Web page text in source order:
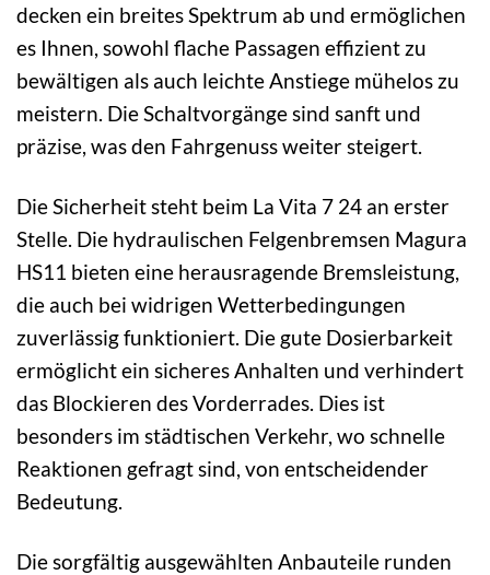
decken ein breites Spektrum ab und ermöglichen
es Ihnen, sowohl flache Passagen effizient zu
bewältigen als auch leichte Anstiege mühelos zu
meistern. Die Schaltvorgänge sind sanft und
präzise, was den Fahrgenuss weiter steigert.
Die Sicherheit steht beim La Vita 7 24 an erster
Stelle. Die hydraulischen Felgenbremsen Magura
HS11 bieten eine herausragende Bremsleistung,
die auch bei widrigen Wetterbedingungen
zuverlässig funktioniert. Die gute Dosierbarkeit
ermöglicht ein sicheres Anhalten und verhindert
das Blockieren des Vorderrades. Dies ist
besonders im städtischen Verkehr, wo schnelle
Reaktionen gefragt sind, von entscheidender
Bedeutung.
Die sorgfältig ausgewählten Anbauteile runden